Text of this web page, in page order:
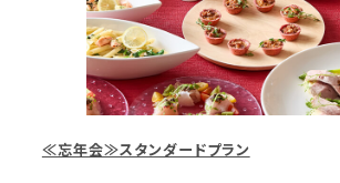
≪忘年会≫スタンダードプラン